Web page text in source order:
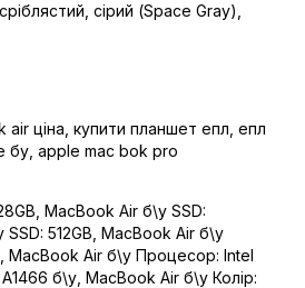
сірий (Space Gray),
ціна, купити планшет епл, епл
бу, apple mac bok pro
MacBook Air б\у SSD:
512GB MacBook Air б\у
MacBook Air б\у Процесор: Intel
б\у MacBook Air б\у Колір: